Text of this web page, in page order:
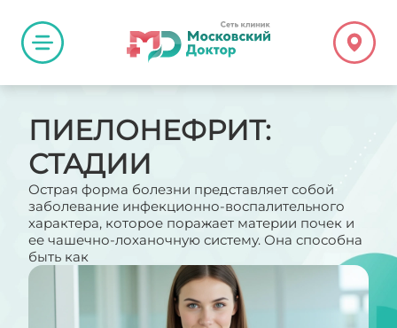
ПИЕЛОНЕФРИТ:
СТАДИИ
Острая форма болезни представляет собой
заболевание инфекционно-воспалительного
характера, которое поражает материи почек и
ее чашечно-лоханочную систему. Она способна
быть как